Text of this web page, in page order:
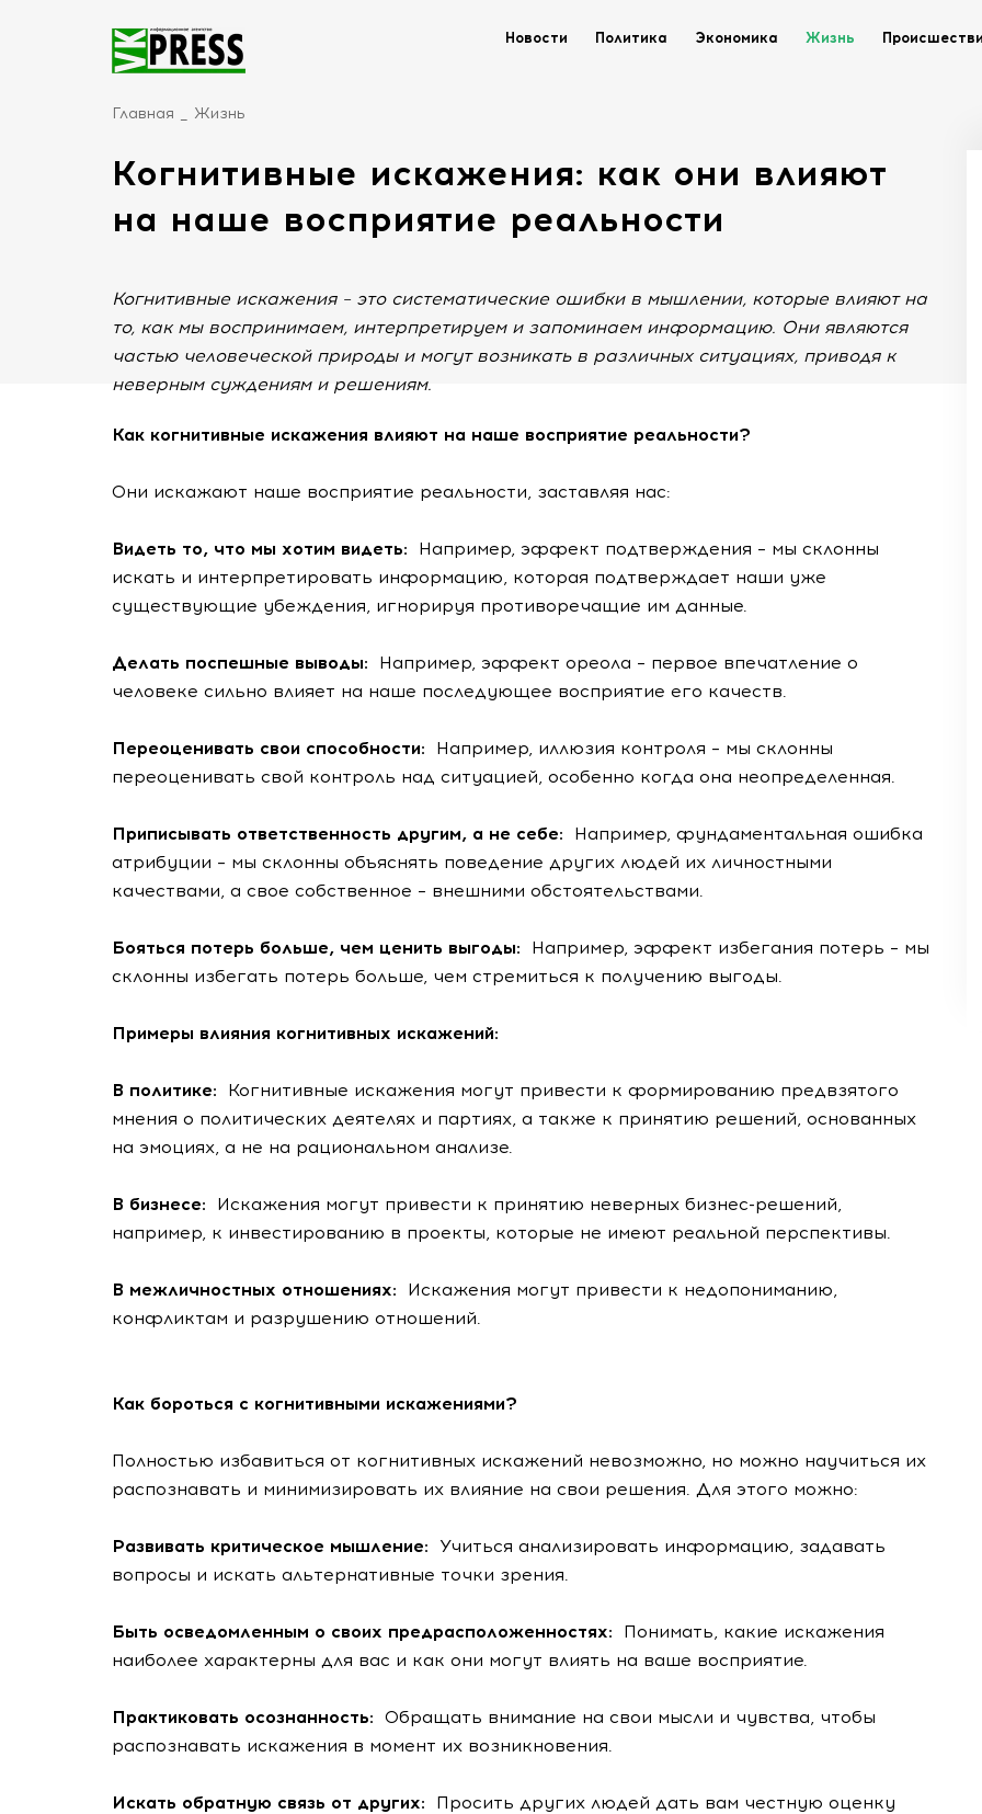
Новости Политика Экономика Жизнь
Главная Жизнь
Когнитивные искажения: как они влияют
на наше восприятие реальности
Когнитивные искажения – это систематические ошибки в мышлении, которые влияют на
то, как мы воспринимаем, интерпретируем и запоминаем информацию. Они являются
частью человеческой природы и могут возникать в различных ситуациях, приводя к
неверным суждениям и решениям.
Как когнитивные искажения влияют на наше восприятие реальности?
Они искажают наше восприятие реальности, заставляя нас:
Видеть то, что мы хотим видеть: Например, эффект подтверждения – мы склонны
искать и интерпретировать информацию, которая подтверждает наши уже
существующие убеждения, игнорируя противоречащие им данные.
Делать поспешные выводы:
Например, эффект ореола – первое впечатление о
человеке сильно влияет на наше последующее восприятие его качеств.
Переоценивать свои способности: Например, иллюзия контроля – мы склонны
переоценивать свой контроль над ситуацией, особенно когда она неопределенная.
Приписывать ответственность другим, а не себе: Например, фундаментальная ошибка
атрибуции – мы склонны объяснять поведение других людей их личностными
качествами, а свое собственное – внешними обстоятельствами.
Бояться потерь больше, чем ценить выгоды:
Например, эффект избегания потерь – мы
склонны избегать потерь больше, чем стремиться к получению выгоды.
Примеры влияния когнитивных искажений:
В политике: Когнитивные искажения могут привести к формированию предвзятого
мнения о политических деятелях и партиях, а также к принятию решений, основанных
на эмоциях, а не на рациональном анализе.
В бизнесе: Искажения могут привести к принятию неверных бизнес-решений,
например, к инвестированию в проекты, которые не имеют реальной перспективы.
В межличностных отношениях: Искажения могут привести к недопониманию,
конфликтам и разрушению отношений.
Как бороться с когнитивными искажениями?
Полностью избавиться от когнитивных искажений невозможно, но можно научиться их
распознавать и минимизировать их влияние на свои решения. Для этого можно:
Развивать критическое мышление: Учиться анализировать информацию, задавать
вопросы и искать альтернативные точки зрения.
Быть осведомленным о своих предрасположенностях: Понимать, какие искажения
наиболее характерны для вас и как они могут влиять на ваше восприятие.
Практиковать осознанность: Обращать внимание на свои мысли и чувства, чтобы
распознавать искажения в момент их возникновения.
Искать обратную связь от других:
Просить других людей дать вам честную оценку